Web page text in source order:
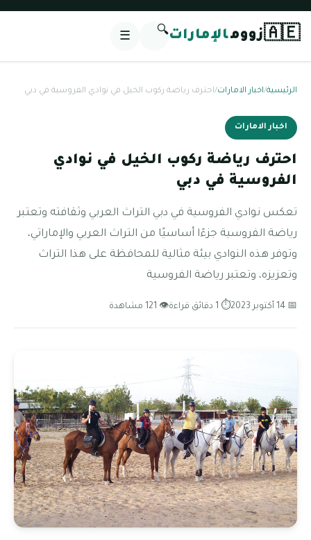
🇦🇪زوومالإمارات🔍
☰
الرئيسية/اخبار الامارات/احترف رياضة ركوب الخيل في نوادي الفروسية في دبي
اخبار الامارات
احترف رياضة ركوب الخيل في نوادي
الفروسية في دبي
تعكس نوادي الفروسية في دبي التراث العربي وثقافته وتعتبر
رياضة الفروسية جزءًا أساسيًا من التراث العربي والإماراتي،
وتوفر هذه النوادي بيئة مثالية للمحافظة على هذا التراث
وتعزيزه، وتعتبر رياضة الفروسية
📅 14 أكتوبر 2023 ⏱ 1 دقائق قراءة 👁 121 مشاهدة